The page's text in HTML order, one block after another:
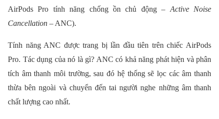
AirPods Pro tính năng chống ồn chủ động – Active Noise
Cancellation – ANC).
Tính năng ANC được trang bị lần đầu tiên trên chiếc AirPods
Pro. Tác dụng của nó là gì? ANC có khả năng phát hiện và phân
tích âm thanh môi trường, sau đó hệ thống sẽ lọc các âm thanh
thừa bên ngoài và chuyển đến tai người nghe những âm thanh
chất lượng cao nhất.